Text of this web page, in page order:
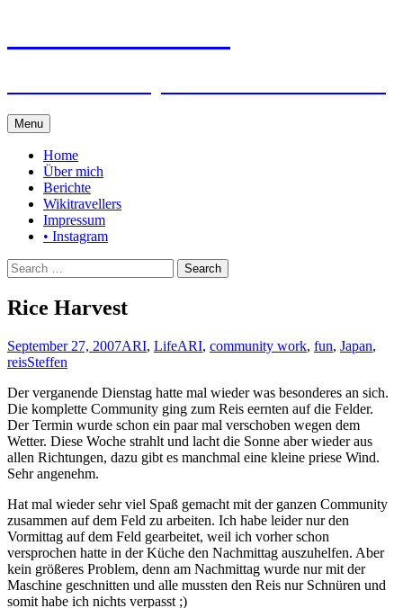
Menu Skip
to
content
Home
Über mich
Berichte
Wikitravellers
Impressum
• Instagram
Search
for:
Rice Harvest
September 27, 2007ARI, LifeARI, community work, fun, Japan,
reisSteffen
Der verganende Dienstag hatte mal wieder was besonderes an sich.
Die komplette Community ging zum Reis eernten auf die Felder.
Der Termin wurde schon ein paar mal verschoben wegen dem
Wetter. Diese Woche strahlt und lacht die Sonne aber wieder aus
allen Richtungen, dazu gibt es manchmal eine kleine priese Wind.
Sehr angenehm.
Hat mal wieder sehr viel Spaß gemacht mit der ganzen Community
zusammen auf dem Feld zu arbeiten. Ich habe leider nur den
Vormittag auf dem Feld gearbeitet, weil ich vorher schon
versprochen hatte in der Küche den Nachmittag auszuhelfen. Aber
kein größeres Problem, denn am Nachmittag wurde nur mit der
Maschine geschnitten und alle mussten den Reis nur Schnüren und
somit habe ich nichts verpasst ;)